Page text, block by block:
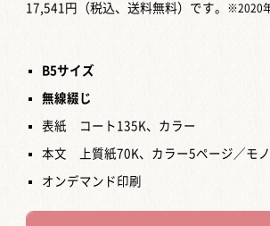
17,541円
（税込、送料無料） です。 ※2020
B5サイズ
無線綴じ
表紙 コート135K、カラー
本文 上質紙70K、カラー5ページ／モ
オンデマンド印刷